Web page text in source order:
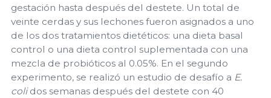
gestación hasta después del destete. Un total de
veinte cerdas y sus lechones fueron asignados a uno
de los dos tratamientos dietéticos: una dieta basal
control o una dieta control suplementada con una
mezcla de probióticos al 0.05%. En el segundo
experimento, se realizó un estudio de desafío a E.
colidos semanas después del destete con 40